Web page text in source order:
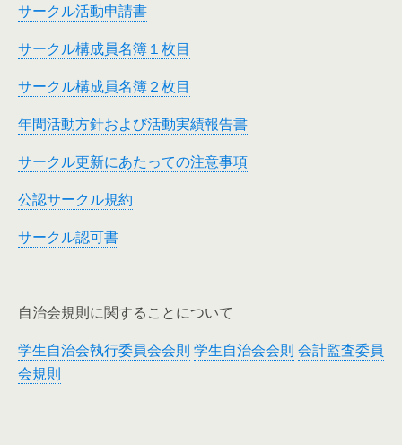
サークル活動申請書
サークル構成員名簿１枚目
サークル構成員名簿２枚目
年間活動方針および活動実績報告書
サークル更新にあたっての注意事項
公認サークル規約
サークル認可書
自治会規則に関することについて
学生自治会執行委員会会則 学生自治会会則 会計監査委員
会規則